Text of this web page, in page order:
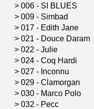
> 006 - SI BLUES
> 009 - Simbad
> 017 - Edith Jane
> 021 - Douce Daram
> 022 - Julie
> 024 - Coq Hardi
> 027 - Inconnu
> 029 - Clamorgan
> 030 - Marco Polo
> 032 - Pecc